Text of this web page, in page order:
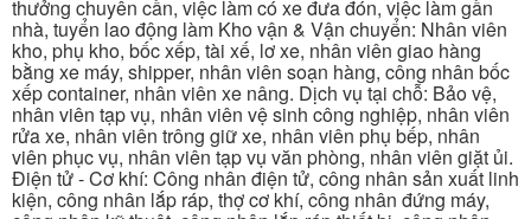
thưởng chuyên cần, việc làm có xe đưa đón, việc làm gần
nhà, tuyển lao động làm Kho vận & Vận chuyển: Nhân viên
kho, phụ kho, bốc xếp, tài xế, lơ xe, nhân viên giao hàng
bằng xe máy, shipper, nhân viên soạn hàng, công nhân bốc
xếp container, nhân viên xe nâng. Dịch vụ tại chỗ: Bảo vệ,
nhân viên tạp vụ, nhân viên vệ sinh công nghiệp, nhân viên
rửa xe, nhân viên trông giữ xe, nhân viên phụ bếp, nhân
viên phục vụ, nhân viên tạp vụ văn phòng, nhân viên giặt ủi.
Điện tử - Cơ khí: Công nhân điện tử, công nhân sản xuất linh
kiện, công nhân lắp ráp, thợ cơ khí, công nhân đứng máy,